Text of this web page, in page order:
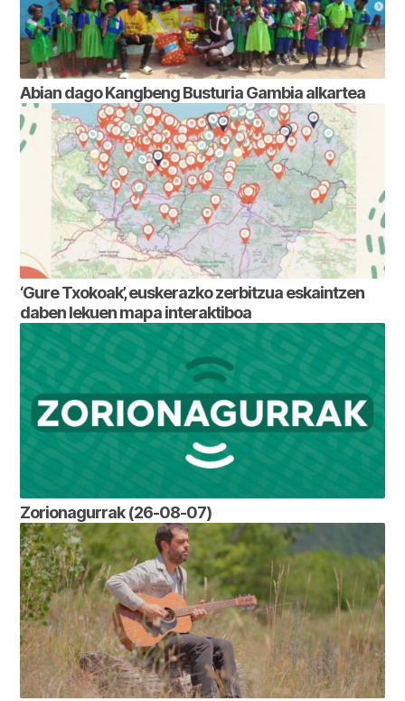
Abian dago Kangbeng Busturia Gambia alkartea
‘Gure Txokoak’, euskerazko zerbitzua eskaintzen
daben lekuen mapa interaktiboa
Zorionagurrak (26-08-07)